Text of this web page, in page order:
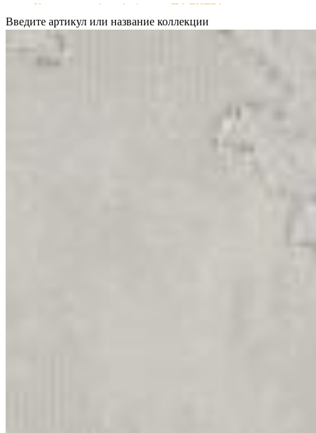
Коллекции обоев фабрики «ПАЛИТРА»
Введите артикул или название коллекции